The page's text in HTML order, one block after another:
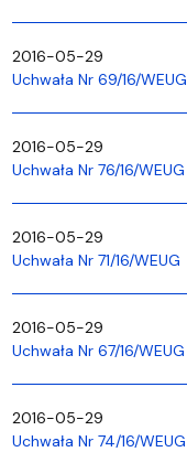
2016-05-29
Uchwała Nr 69/16/WEUG
2016-05-29
Uchwała Nr 76/16/WEUG
2016-05-29
Uchwała Nr 71/16/WEUG
2016-05-29
Uchwała Nr 67/16/WEUG
2016-05-29
Uchwała Nr 74/16/WEUG